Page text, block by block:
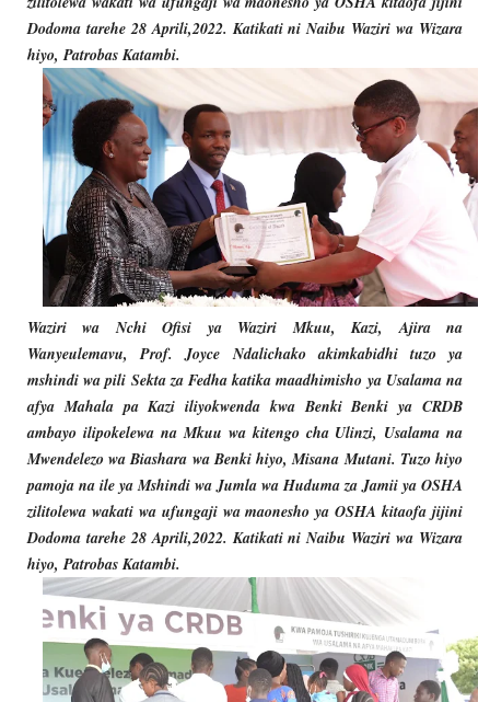
Dodoma tarehe 28 Aprili,2022. Katikati ni Naibu Waziri wa Wizara
hiyo, Patrobas Katambi.
Waziri wa Nchi Ofisi ya Waziri Mkuu, Kazi, Ajira na
Wanyeulemavu, Prof. Joyce Ndalichako akimkabidhi tuzo ya
mshindi wa pili Sekta za Fedha katika maadhimisho ya Usalama na
afya Mahala pa Kazi iliyokwenda kwa Benki Benki ya CRDB
ambayo ilipokelewa naMkuu wa kitengo cha Ulinzi, Usalama na
Mwendelezo wa Biashara wa Benki hiyo, Misana Mutani. Tuzo hiyo
pamoja na ile ya Mshindi wa Jumla wa Huduma za Jamii ya OSHA
zilitolewa wakati wa ufungaji wa maonesho ya OSHA kitaofa jijini
Dodoma tarehe 28 Aprili,2022. Katikati ni Naibu Waziri wa Wizara
hiyo, Patrobas Katambi.